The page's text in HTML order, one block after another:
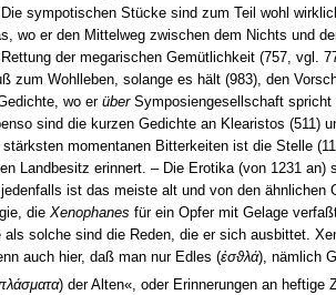
sympotischen Stücke sind zum Teil wohl
wo er den Mittelweg zwischen dem Nichts und
der megarischen Gemütlichkeit (757, vgl.
zum Wohlleben, solange es hält (983), den
wo er überSymposiengesellschaft spricht
sind die kurzen Gedichte an Klearistos (511)
momentanen Bitterkeiten ist die Stelle
Landbesitz erinnert. – Die Erotika (von 1231
ist das meiste alt und von den ähnlichen
dieXenophanes für ein Opfer mit Gelage
solche sind die Reden, die er sich ausbittet.
auch hier, daß man nur Edles (ἐσϑλά), nämlich
) der Alten«, oder Erinnerungen an